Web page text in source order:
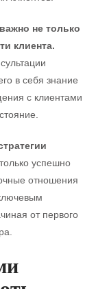
не только
клиента.
в себя знание
с клиентами
успешно
отношения
от первого